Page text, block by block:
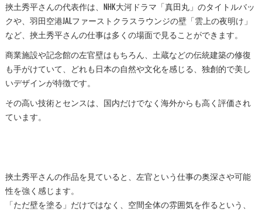
挾土秀平さんの代表作は、NHK大河ドラマ「真田丸」のタイトルバッ
クや、羽田空港JALファーストクラスラウンジの壁「雲上の夜明け」
など、挾土秀平さんの仕事は多くの場面で見ることができます。
商業施設や記念館の左官壁はもちろん、土蔵などの伝統建築の修復
も手がけていて、どれも日本の自然や文化を感じる、独創的で美し
いデザインが特徴です。
その高い技術とセンスは、国内だけでなく海外からも高く評価され
ています。
挾土秀平さんの作品を見ていると、左官という仕事の奥深さや可能
性を強く感じます。
「ただ壁を塗る」だけではなく、空間全体の雰囲気を作るという、